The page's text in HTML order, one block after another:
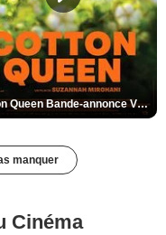
Cotton Queen Bande-annonce VO STFR
manquer
Cinéma